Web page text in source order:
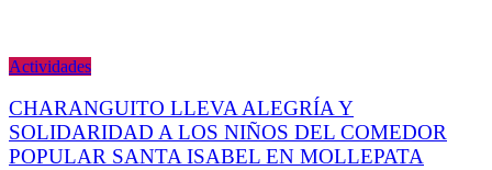
Actividades
CHARANGUITO LLEVA ALEGRÍA Y
SOLIDARIDAD A LOS NIÑOS DEL COMEDOR
POPULAR SANTA ISABEL EN MOLLEPATA